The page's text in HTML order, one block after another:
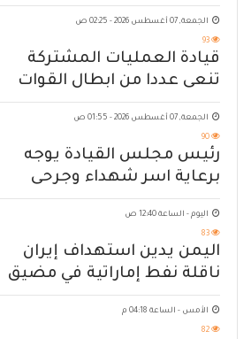
الجمعة, 07 أغسطس 2026 - 02:25 ص
93
قيادة العمليات المشتركة
تنعى عددا من ابطال القوات
المسلحة
الجمعة, 07 أغسطس 2026 - 01:55 ص
90
رئيس مجلس القيادة يوجه
برعاية اسر شهداء وجرحى
الهجوم الإرهابي الحوثي والرد
الحازم على مصدر التهديد
اليوم - الساعة 12:40 ص
83
اليمن يدين استهداف إيران
ناقلة نفط إماراتية في مضيق
هرمز
الأمس - الساعة 04:18 م
82